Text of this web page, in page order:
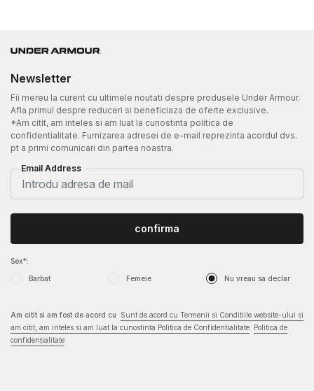
Newsletter
Fii mereu la curent cu ultimele noutati despre produsele Under Armour.
Afla primul despre reduceri si beneficiaza de oferte exclusive.
*Am citit, am inteles si am luat la cunostinta politica de
confidentialitate. Furnizarea adresei de e-mail reprezinta acordul dvs.
pt a primi comunicari din partea noastra.
Email Address
Sex*:
Barbat Femeie Nu vreau sa declar
confirma
Am citit si am fost de acord cu
Sunt de acord cu Termenii si Conditiile website-ului si
am citit, am inteles si am luat la cunostinta Politica de Confidentialitate
Politica de
confidențialitate